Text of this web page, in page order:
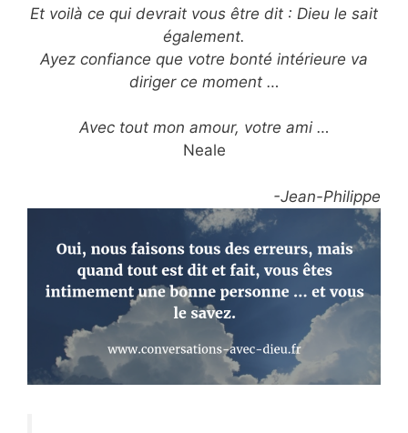
Et voilà ce qui devrait vous être dit : Dieu le sait
également.
Ayez confiance que votre bonté intérieure va
diriger ce moment …
Avec tout mon amour, votre ami …
Neale
-Jean-Philippe